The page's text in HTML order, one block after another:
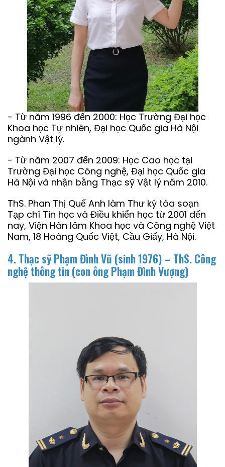
- Từ năm 1996 đến 2000: Học Trường Đại học
Khoa học Tự nhiên, Đại học Quốc gia Hà Nội
ngành Vật lý.
- Từ năm 2007 đến 2009: Học Cao học tại
Trường Đại học Công nghệ, Đại học Quốc gia
Hà Nội và nhận bằng Thạc sỹ Vật lý năm 2010.
ThS. Phan Thị Quế Anh làm Thư ký tòa soạn
Tạp chí Tin học và Điều khiển học từ 2001 đến
nay, Viện Hàn lâm Khoa học và Công nghệ Việt
Nam, 18 Hoàng Quốc Việt, Cầu Giấy, Hà Nội.
4. Thạc sỹ Phạm Đình Vũ (sinh 1976) – ThS. Công
nghệ thông tin(con ông Phạm Đình Vượng)